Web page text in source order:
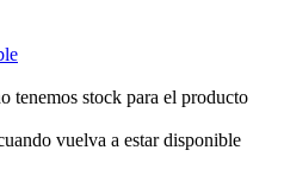
tenemos stock para el producto
vuelva a estar disponible